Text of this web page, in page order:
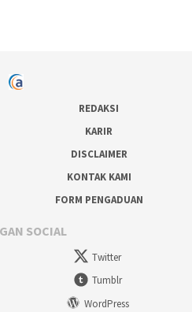
REDAKSI
KARIR
DISCLAIMER
KONTAK KAMI
FORM PENGADUAN
SOCIAL
Twitter
Tumblr
WordPress